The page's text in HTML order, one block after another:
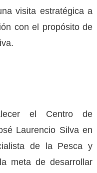
visita estratégica a
con el propósito de
el Centro de
Laurencio Silva en
de la Pesca y
meta de desarrollar